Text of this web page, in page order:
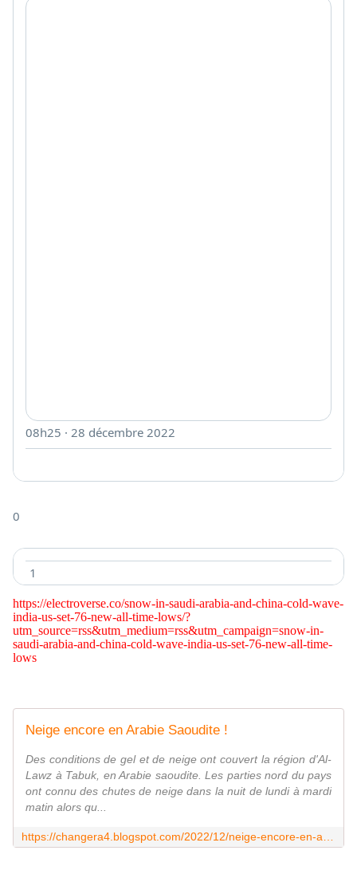
08h25 · 28 décembre 2022
0
1
https://electroverse.co/snow-in-saudi-arabia-and-china-cold-wave-
india-us-set-76-new-all-time-lows/?
utm_source=rss&utm_medium=rss&utm_campaign=snow-in-
saudi-arabia-and-china-cold-wave-india-us-set-76-new-all-time-
lows
Neige encore en Arabie Saoudite !
Des conditions de gel et de neige ont couvert la région d'Al-
Lawz à Tabuk, en Arabie saoudite. Les parties nord du pays
ont connu des chutes de neige dans la nuit de lundi à mardi
matin alors qu...